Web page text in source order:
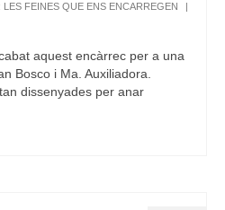
LES FEINES QUE ENS ENCARREGEN
|
aquest encàrrec per a una
Bosco i Ma. Auxiliadora.
dissenyades per anar